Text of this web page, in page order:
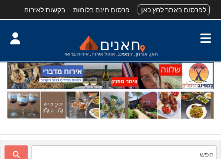
לפרסום באתר לחץ כאן פרסום חינם בלוחות בקשות לאירוח